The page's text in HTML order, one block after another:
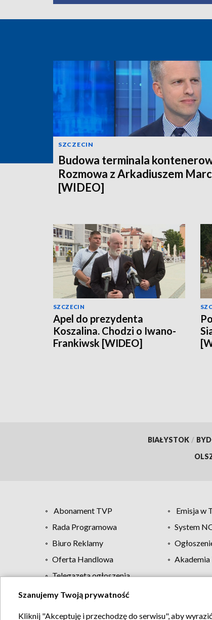
SZCZECIN
Budowa terminala
Rozmowa z Arkadiuszem
[WIDEO]
SZCZECIN
Apel do prezydenta
Koszalina. Chodzi o Iwano-
Frankiwsk [WIDEO]
BIAŁYSTOK /
Abonament TVP Emisja w
Rada Programowa
System
Biuro Reklamy
Oferta Handlowa
Akademia
Telegazeta ogłoszenia
Regulamin TVP
Szanujemy Twoją prywatność
Kliknij "Akceptuję i przechodzę do serwisu", aby